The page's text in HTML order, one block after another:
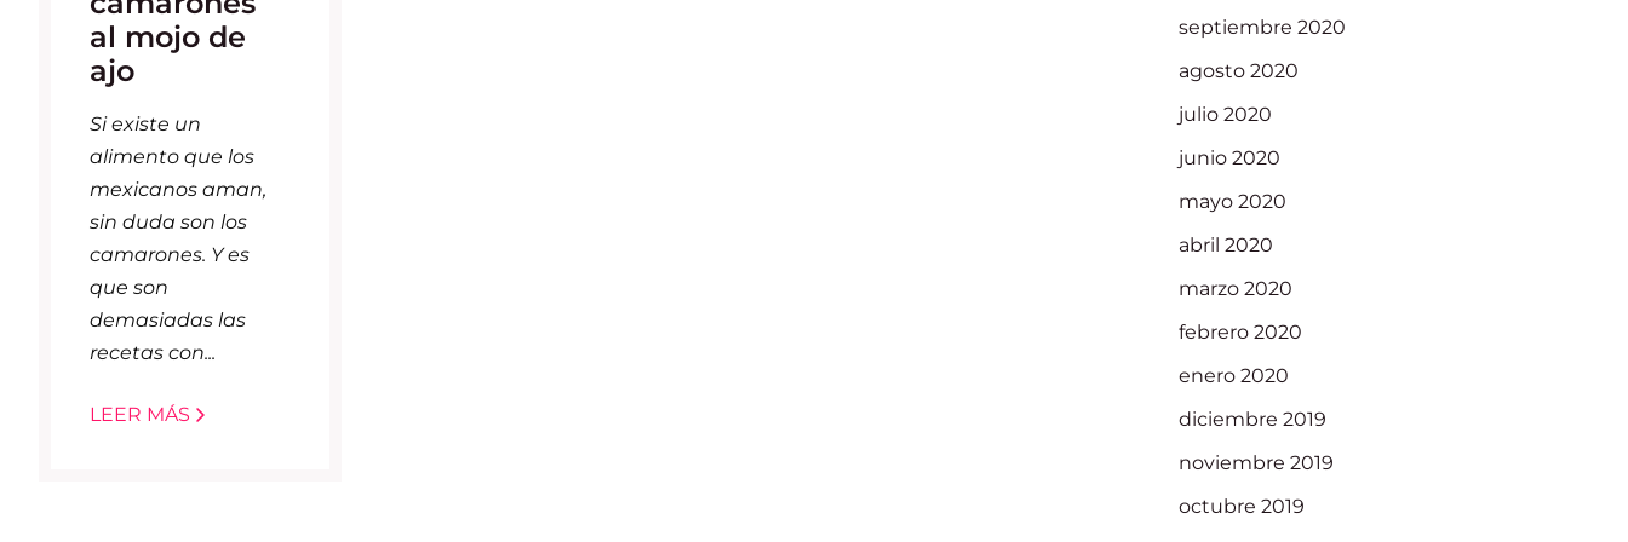
al mojo de
ajo
Si existe un
alimento que los
mexicanos aman,
sin duda son los
camarones. Y es
que son
demasiadas las
recetas con...
LEER MÁS
septiembre 2020
agosto 2020
julio 2020
junio 2020
mayo 2020
abril 2020
marzo 2020
febrero 2020
enero 2020
diciembre 2019
noviembre 2019
octubre 2019